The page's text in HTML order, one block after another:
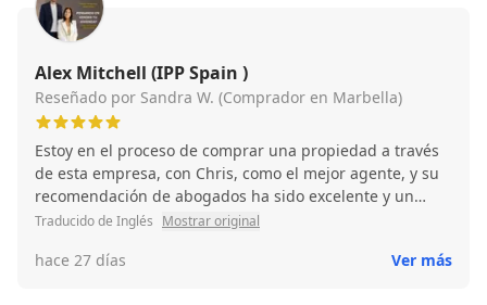
Alex Mitchell (IPP Spain )
Reseñado por Sandra W. (Comprador en Marbella)
Estoy en el proceso de comprar una propiedad a través
de esta empresa, con Chris, como el mejor agente, y su
recomendación de abogados ha sido excelente y un
salvavidas. Gran experiencia, muy profesional,
momento. Definitivamente una agencia destacada,
Traducido de Inglés Mostrar original
hace 27 días Ver más